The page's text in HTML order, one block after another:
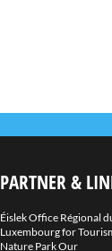
PARTNER &
Éislek Office Régional
Luxembourg for
Nature Park Our